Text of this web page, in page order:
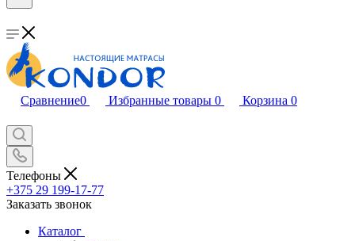
Сравнение0 Избранные товары 0 Корзина 0
Телефоны
+375 29 199-17-77
Заказать звонок
Каталог